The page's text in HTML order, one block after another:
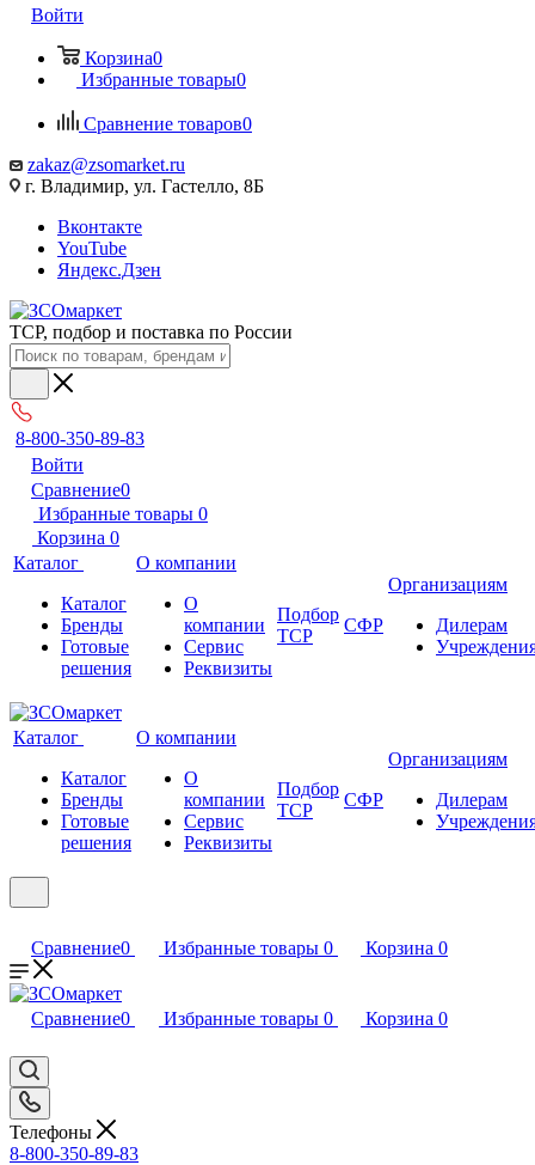
Войти
Корзина0
Избранные товары0
Сравнение товаров0
zakaz@zsomarket.ru
г. Владимир, ул. Гастелло, 8Б
Вконтакте
YouTube
Яндекс.Дзен
ТСР, подбор и поставка по России
8-800-350-89-83
Войти
Сравнение0
Избранные товары 0
Корзина 0
Каталог
Каталог
Бренды
Готовые
решения
О компании
О
компании
Сервис
Реквизиты
Подбор
ТСР
СФР
Организациям
Дилерам
Каталог
Каталог
Бренды
Готовые
решения
О компании
О
компании
Сервис
Реквизиты
Подбор
ТСР
СФР
Организациям
Дилерам
Сравнение0 Избранные товары 0 Корзина 0
Сравнение0 Избранные товары 0 Корзина 0
Телефоны
8-800-350-89-83